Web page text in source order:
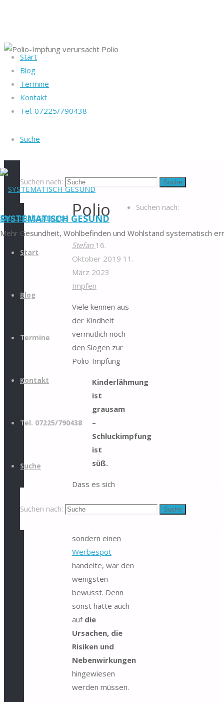
Start
Blog
Termine
Kontakt
Tel. 07225/790438
Suche
Suchen nach: Suche
SYSTEMATISCH GESUND
Mehr Gesundheit, Wohlbefinden und Wohlstand systematisch
Zum Inhalt springen
Start
Blog
Termine
Kontakt
Tel. 07225/790438
Suche
Suchen nach: Suche
Gesundheit
Polio-
verursacht
Polio
Stefan 16.
Oktober 2019 11.
März 2023
Impfen
Viele kennen aus
der Kindheit
vermutlich noch
den Slogen zur
Polio-Impfung
Kinderlähmung
ist
grausam
–
Schluckimpfung
ist
süß.
Dass es sich
eine medizinische
sondern einen
Werbespot
handelte, war den
wenigsten
bewusst. Denn
sonst hätte auch
auf die
Ursachen, die
Risiken und
Nebenwirkungen
hingewiesen
werden müssen.
Datenschutzerklärung
Suchen nach: